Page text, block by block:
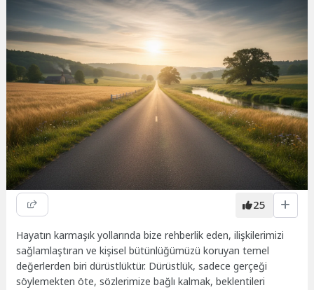
25
Hayatın karmaşık yollarında bize rehberlik eden, ilişkilerimizi
sağlamlaştıran ve kişisel bütünlüğümüzü koruyan temel
değerlerden biri dürüstlüktür. Dürüstlük, sadece gerçeği
söylemekten öte, sözlerimize bağlı kalmak, beklentileri